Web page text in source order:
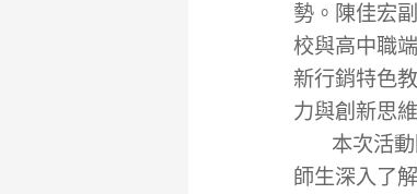
勢。陳佳宏
校與高中職
新行銷特色
力與創新思維
本次活動
師生深入了